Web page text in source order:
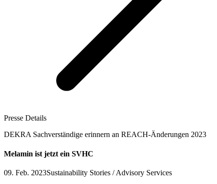
Presse Details
DEKRA Sachverständige erinnern an REACH-Änderungen 2023
Melamin ist jetzt ein SVHC
09. Feb. 2023Sustainability Stories / Advisory Services